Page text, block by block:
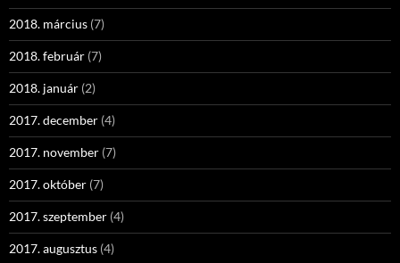
2018. március (7)
2018. február (7)
2018. január (2)
2017. december (4)
2017. november (7)
2017. október (7)
2017. szeptember (4)
2017. augusztus (4)